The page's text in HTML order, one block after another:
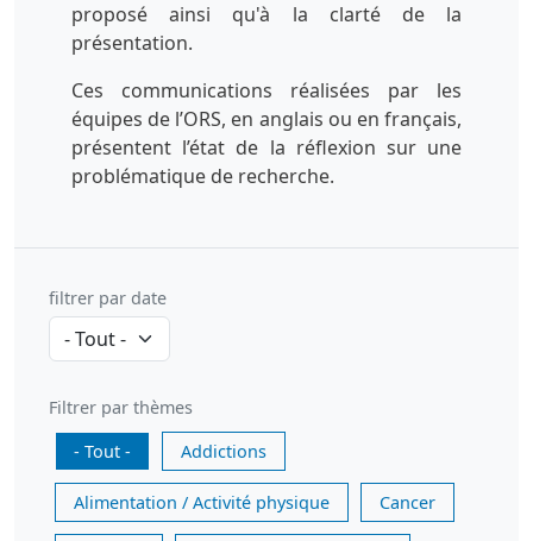
proposé ainsi qu'à la clarté de la
présentation.
Ces communications réalisées par les
équipes de l’ORS, en anglais ou en français,
présentent l’état de la réflexion sur une
problématique de recherche.
filtrer par date
Filtrer par thèmes
- Tout -
Addictions
Alimentation / Activité physique Cancer